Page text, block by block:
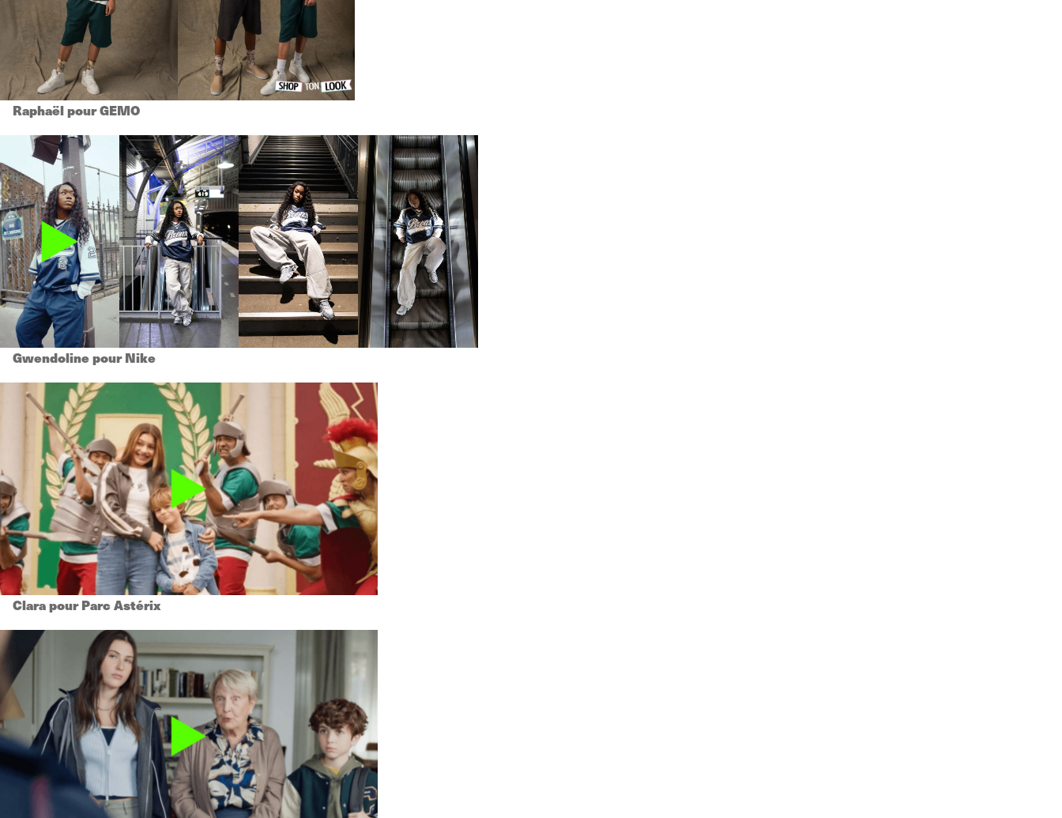
Raphaël pour GEMO
Gwendoline pour Nike
Clara pour Parc Astérix